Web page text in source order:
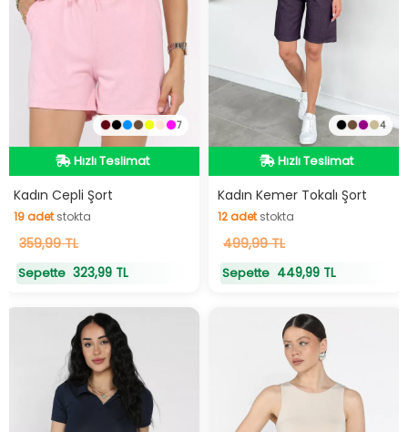
7
Hızlı Teslimat
Hızlı Teslimat
Kadın Cepli Şort
19adetstokta
19adetstokta
359,99 TL
Sepette 323,99 TL
4
Hızlı Teslimat
Hızlı Teslimat
Kadın Kemer Tokalı Şort
12adetstokta
12adetstokta
499,99 TL
Sepette 449,99 TL